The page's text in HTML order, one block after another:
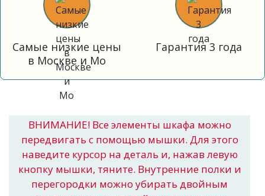
Самые низкие цены
в Москве и Мо
Гарантия 3 года
ВНИМАНИЕ! Все элементы шкафа можно
передвигать с помощью мышки. Для этого
наведите курсор на деталь и, нажав левую
кнопку мышки, тяните. Внутренние полки и
перегородки можно убирать двойным